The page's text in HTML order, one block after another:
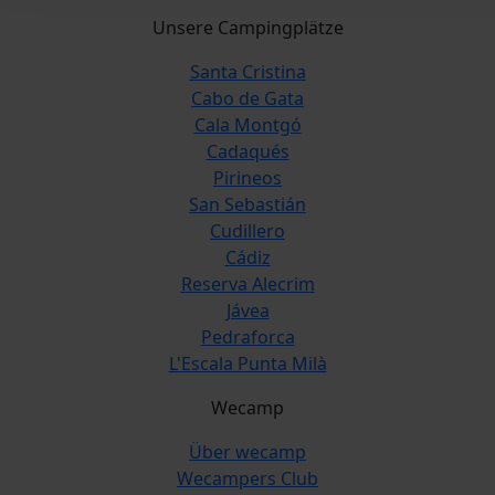
Unsere Campingplätze
Santa Cristina
Cabo de Gata
Cala Montgó
Cadaqués
Pirineos
San Sebastián
Cudillero
Cádiz
Reserva Alecrim
Jávea
Pedraforca
L'Escala Punta Milà
Wecamp
Über wecamp
Wecampers Club